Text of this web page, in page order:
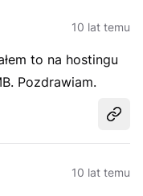
10 lat temu
to na hostingu
Pozdrawiam.
10 lat temu